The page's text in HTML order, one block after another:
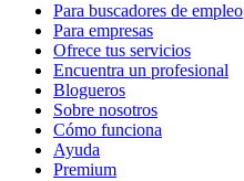
Para buscadores de empleo
Para empresas
Ofrece tus servicios
Encuentra un profesional
Blogueros
Sobre nosotros
Cómo funciona
Ayuda
Premium